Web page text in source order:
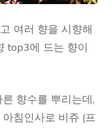
여러 향을 시향해
top3에 드는 향이
향수를 뿌리는데,
침인사로 비쥬 (프